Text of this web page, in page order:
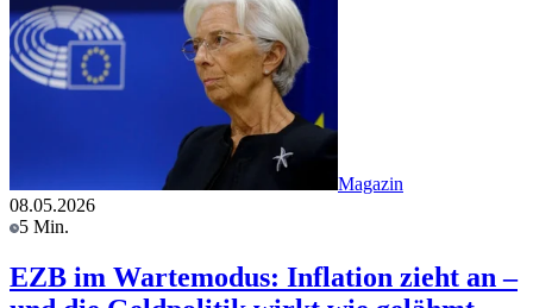
Magazin
08.05.2026
5 Min.
EZB im Wartemodus: Inflation zieht an –